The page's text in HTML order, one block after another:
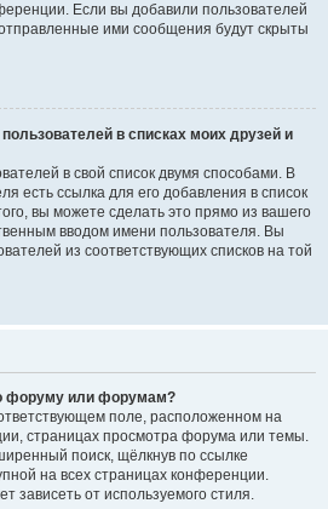
Если вы добавили пользователей
ими сообщения будут скрыты
в списках моих друзей и
в свой список двумя способами. В
есть ссылка для его добавления в список
вы можете сделать это прямо из вашего
вводом имени пользователя. Вы
из соответствующих списков на той
форуму или форумам?
поле, расположенном на
страницах просмотра форума или темы.
поиск, щёлкнув по ссылке
на всех страницах конференции.
зависеть от используемого стиля.